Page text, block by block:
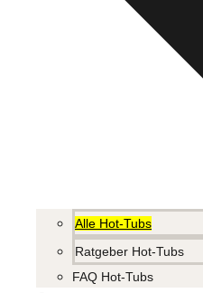
Alle Hot-Tubs
Ratgeber Hot-Tubs
FAQ Hot-Tubs